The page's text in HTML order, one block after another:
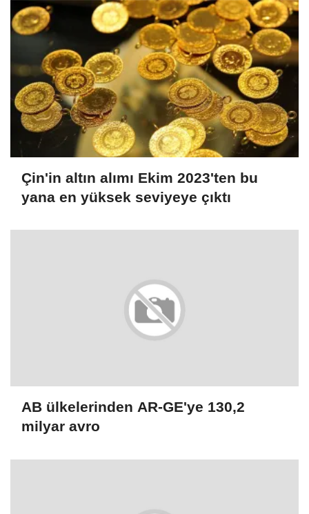
Çin'in altın alımı Ekim 2023'ten bu
yana en yüksek seviyeye çıktı
AB ülkelerinden AR-GE'ye 130,2
milyar avro